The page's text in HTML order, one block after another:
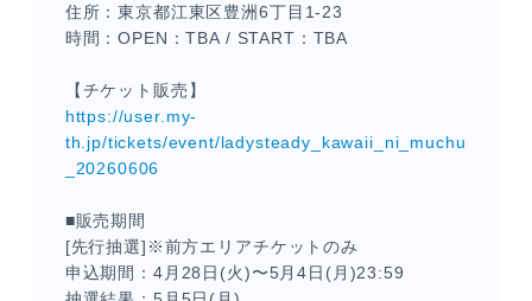
住所：東京都江東区豊洲6丁目1-23
時間：OPEN：TBA / START：TBA
【チケット販売】
https://user.my-
th.jp/tickets/event/ladysteady_kawaii_ni_muchu
_20260606
■販売期間
[先行抽選]※前方エリアチケットのみ
申込期間：4月28日(火)〜5月4日(月)23:59